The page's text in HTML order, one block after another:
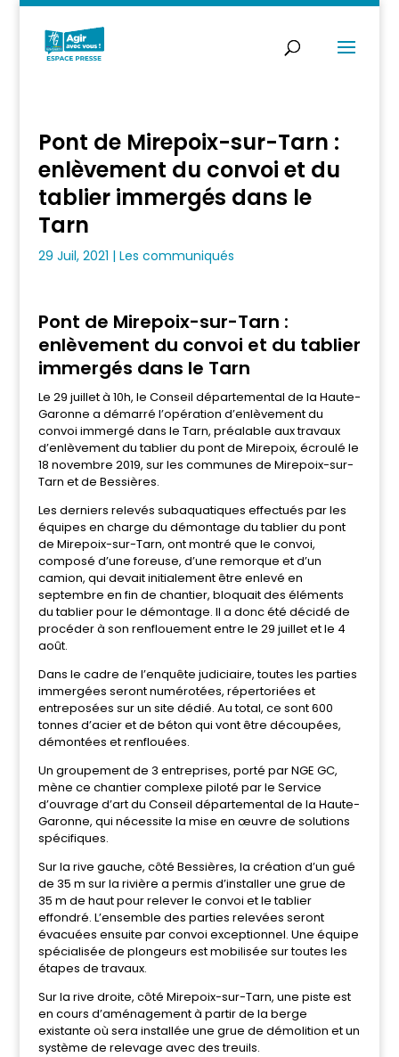
Pont de Mirepoix-sur-Tarn :
enlèvement du convoi et du
tablier immergés dans le
Tarn
29 Juil, 2021 | Les communiqués
Pont de Mirepoix-sur-Tarn :
enlèvement du convoi et du tablier
immergés dans le Tarn
Le 29 juillet à 10h, le Conseil départemental de la Haute-
Garonne a démarré l’opération d’enlèvement du
convoi immergé dans le Tarn, préalable aux travaux
d’enlèvement du tablier du pont de Mirepoix, écroulé le
18 novembre 2019, sur les communes de Mirepoix-sur-
Tarn et de Bessières.
Les derniers relevés subaquatiques effectués par les
équipes en charge du démontage du tablier du pont
de Mirepoix-sur-Tarn, ont montré que le convoi,
composé d’une foreuse, d’une remorque et d’un
camion, qui devait initialement être enlevé en
septembre en fin de chantier, bloquait des éléments
du tablier pour le démontage. Il a donc été décidé de
procéder à son renflouement entre le 29 juillet et le 4
août.
Dans le cadre de l’enquête judiciaire, toutes les parties
immergées seront numérotées, répertoriées et
entreposées sur un site dédié. Au total, ce sont 600
tonnes d’acier et de béton qui vont être découpées,
démontées et renflouées.
Un groupement de 3 entreprises, porté par NGE GC,
mène ce chantier complexe piloté par le Service
d’ouvrage d’art du Conseil départemental de la Haute-
Garonne, qui nécessite la mise en œuvre de solutions
spécifiques.
Sur la rive gauche, côté Bessières, la création d’un gué
de 35 m sur la rivière a permis d’installer une grue de
35 m de haut pour relever le convoi et le tablier
effondré. L’ensemble des parties relevées seront
évacuées ensuite par convoi exceptionnel. Une équipe
spécialisée de plongeurs est mobilisée sur toutes les
étapes de travaux.
Sur la rive droite, côté Mirepoix-sur-Tarn, une piste est
en cours d’aménagement à partir de la berge
existante où sera installée une grue de démolition et un
système de relevage avec des treuils.